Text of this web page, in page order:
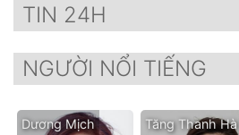
TIN 24H
NGƯỜI NỔI TIẾNG
Dương Mịch Tăng Thanh Hà